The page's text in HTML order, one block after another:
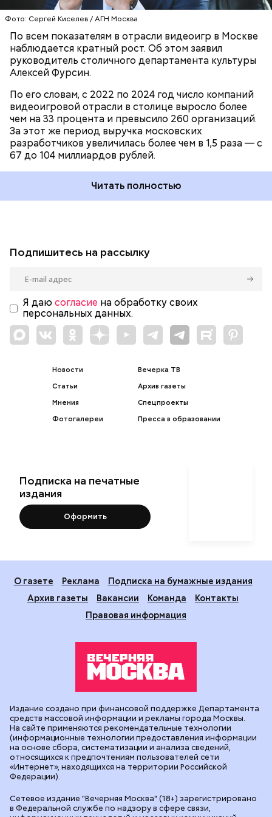
Фото: Сергей Киселев / АГН Москва
По всем показателям в отрасли видеоигр в Москве
наблюдается кратный рост. Об этом заявил
руководитель столичного департамента культуры
Алексей Фурсин.
По его словам, с 2022 по 2024 год число компаний
видеоигровой отрасли в столице выросло более
чем на 33 процента и превысило 260 организаций.
За этот же период выручка московских
разработчиков увеличилась более чем в 1,5 раза — с
67 до 104 миллиардов рублей.
Читать полностью
Подпишитесь на рассылку
Я даю согласие на обработку своих
персональных данных.
Новости
Статьи
Мнения
Фотогалереи
Вечерка ТВ
Архив газеты
Спецпроекты
Пресса в образовании
Подписка на печатные
издания
Оформить
О газете Реклама
Подписка на бумажные издания
Архив газеты
Вакансии Команда
Контакты
Правовая информация
Сетевое издание "Вечерняя Москва" (18+) зарегистрировано
в Федеральной службе по надзору в сфере связи,
Издание создано при финансовой поддержке Департамента
средств массовой информации и рекламы города Москвы.
На сайте применяются рекомендательные технологии
(информационные технологии предоставления информации
на основе сбора, систематизации и анализа сведений,
относящихся к предпочтениям пользователей сети
«Интернет», находящихся на территории Российской
Федерации).